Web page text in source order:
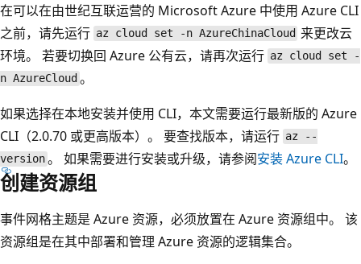
在可以在由世纪互联运营的 Microsoft Azure 中使用 Azure CLI
之前，请先运行 az cloud set -n AzureChinaCloud 来更改云
环境。 若要切换回 Azure 公有云，请再次运行 az cloud set -
n AzureCloud 。
如果选择在本地安装并使用 CLI，本文需要运行最新版的 Azure
CLI（2.0.70 或更高版本）。 要查找版本，请运行 az --
version。 如果需要进行安装或升级，请参阅安装 Azure CLI。
创建资源组
事件网格主题是 Azure 资源，必须放置在 Azure 资源组中。 该
资源组是在其中部署和管理 Azure 资源的逻辑集合。